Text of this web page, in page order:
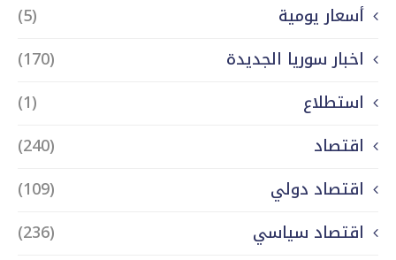
أسعار يومية
(5)
اخبار سوريا الجديدة
(170)
استطلاع
(1)
اقتصاد
(240)
اقتصاد دولي
(109)
اقتصاد سياسي
(236)